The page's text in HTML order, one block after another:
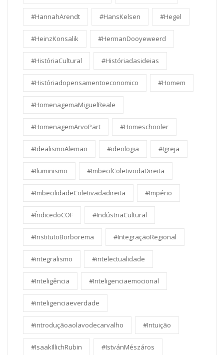
#HannahArendt #HansKelsen #Hegel
#HeinzKonsalik #HermanDooyeweerd
#HistóriaCultural #Históriadasideias
#Históriadopensamentoeconomico #Homem
#HomenagemaMiguelReale
#HomenagemArvoPärt #Homeschooler
#IdealismoAlemao #ideologia #Igreja
#Iluminismo #ImbecilColetivodaDireita
#ImbecilidadeColetivadadireita #Império
#ÍndicedoCOF #IndústriaCultural
#InstitutoBorborema #IntegraçãoRegional
#integralismo #intelectualidade
#Inteligência #Inteligenciaemocional
#inteligenciaeverdade
#introduçãoaolavodecarvalho #Intuição
#IsaakIllichRubin #IstvánMészáros